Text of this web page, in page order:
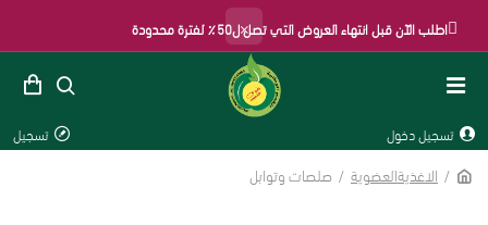
اطلب الآن قبل انتهاء العروض التي تصل ل50٪ لفترة محدودة×
تسجيل دخول تسجيل
الاغذيةالعضوية صلصات وتوابل